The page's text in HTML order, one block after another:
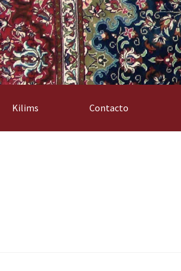
Kilims Contacto